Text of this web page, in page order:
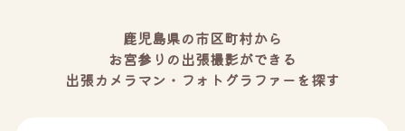
鹿児島県の市区町村から
お宮参りの出張撮影ができる
出張カメラマン・フォトグラファーを探す